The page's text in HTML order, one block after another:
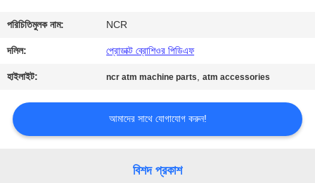
যোগাযোগ
করুন
খবর
পরিচিতিমুলক নাম: NCR
দলিল: প্রোডাক্ট ব্রোশিওর পিডিএফ
হাইলাইট: ncr atm machine parts,atm accessories
আমাদের সাথে যোগাযোগ করুন!
বিশদ প্রকাশ